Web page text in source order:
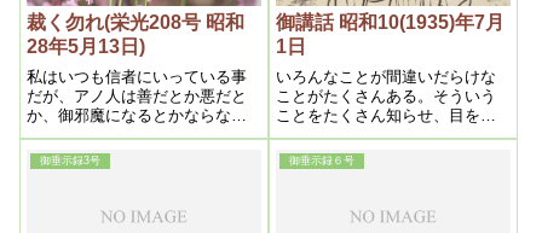
裁く勿れ(栄光208号 昭和
28年5月13日)
私はいつも信者にいっている事
だが、アノ人は善だとか悪だと
か、御邪魔になるとかならない
とかいっている人もあるようだ
が、そういう人がまだ少しでも
あるのは充分教えが徹底してい
う通り、人の善悪を云々するの
御講話 昭和10(1935)年7月
1日
いろんなことが間違いだらけな
ことがたくさんある。そういう
ことをたくさん知らせ、目をさ
まし、たしかな真理を行なう。
あるいは本当のこと、本当の信
仰、本当の生活ということの標
のであります。
御垂示録3号 御垂示録６号